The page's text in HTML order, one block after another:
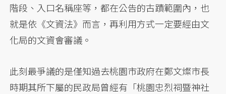
階段、入口名稱座等，都在公告的古蹟範圍內，也
就是依《文資法》而言，再利用方式一定要經由文
化局的文資會審議。
此刻最爭議的是僅知過去桃園市政府在鄭文燦市長
時期其所下屬的民政局曾經有「桃園忠烈祠暨神社